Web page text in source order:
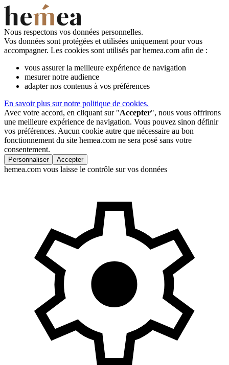
Nous respectons vos données personnelles.
Vos données sont protégées et utilisées uniquement pour vous
accompagner. Les cookies sont utilisés par hemea.com afin de :
vous assurer la meilleure expérience de navigation
mesurer notre audience
adapter nos contenus à vos préférences
En savoir plus sur notre politique de cookies.
Avec votre accord, en cliquant sur "Accepter", nous vous offrirons
une meilleure expérience de navigation. Vous pouvez sinon définir
vos préférences. Aucun cookie autre que nécessaire au bon
fonctionnement du site hemea.com ne sera posé sans votre
consentement.
Personnaliser Accepter
hemea.com vous laisse le contrôle sur vos données